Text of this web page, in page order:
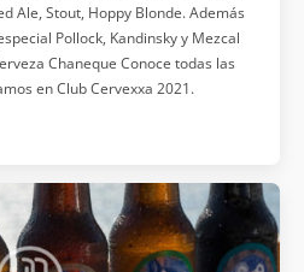
Ale, Stout, Hoppy Blonde. Además
Pollock, Kandinsky y Mezcal
Chaneque Conoce todas las
en Club Cervexxa 2021.